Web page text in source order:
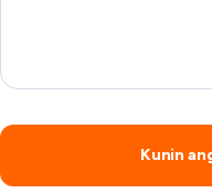
Kunin